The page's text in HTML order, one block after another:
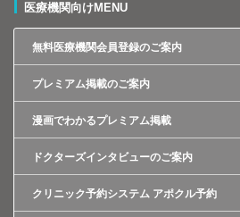
医療機関向けMENU
無料医療機関会員登録のご案内
プレミアム掲載のご案内
漫画でわかるプレミアム掲載
ドクターズインタビューのご案内
クリニック予約システム アポクル予約